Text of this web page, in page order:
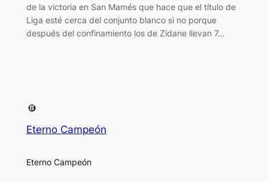
de la victoria en San Mamés que hace que el título de
Liga esté cerca del conjunto blanco si no porque
después del confinamiento los de Zidane llevan 7…
Eterno Campeón
Eterno Campeón